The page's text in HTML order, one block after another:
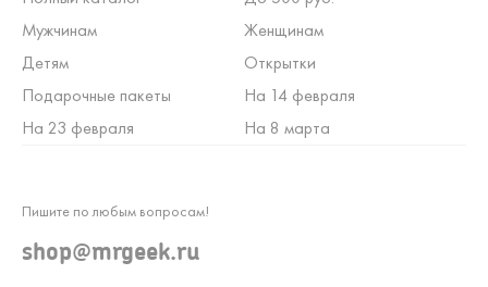
Мужчинам
Женщинам
Детям
Открытки
Подарочные пакеты
На 14 февраля
На 23 февраля
На 8 марта
Пишите по любым вопросам!
shop@mrgeek.ru